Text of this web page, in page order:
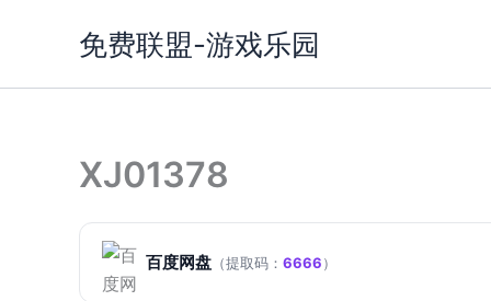
免费联盟-游戏乐园
XJ01378
百度网盘 （提取码： 6666）